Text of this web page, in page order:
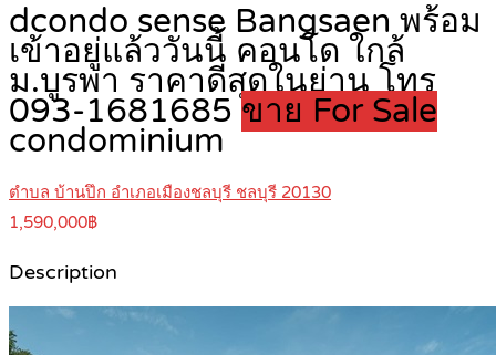
dcondo sense Bangsaen พร้อม
เข้าอยู่แล้ววันนี้ คอนโด ใกล้
ม.บูรพา ราคาดีสุดในย่าน โทร
093-1681685ขาย For Sale
condominium
ตำบล บ้านปึก อำเภอเมืองชลบุรี ชลบุรี 20130
1,590,000฿
Description